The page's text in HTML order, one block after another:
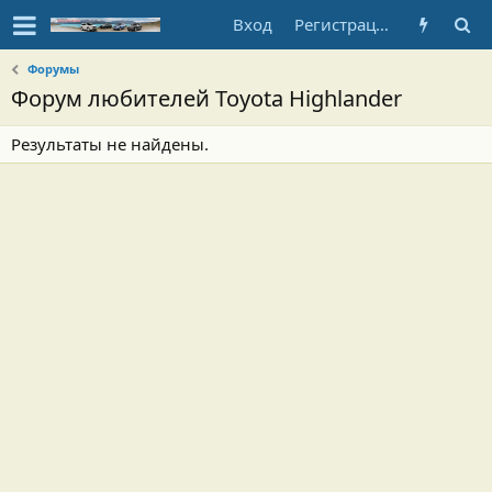
Вход Регистрация
Форумы
Форум любителей Toyota Highlander
Результаты не найдены.